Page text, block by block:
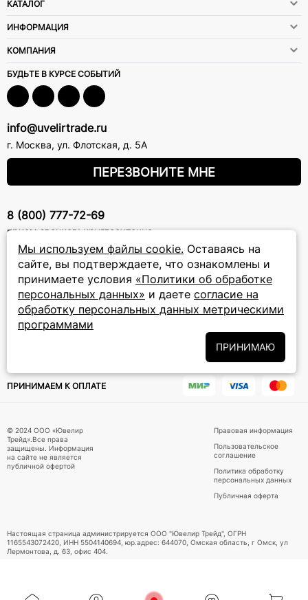
Мы используем файлы cookie. Оставаясь на
сайте, вы подтверждаете, что ознакомлены и
принимаете условия «Политики об обработке
персональных данных» и даете согласие на
обработку персональных данных метрическими
программами
ПРИНИМАЮ
КАТАЛОГ
ИНФОРМАЦИЯ
КОМПАНИЯ
БУДЬТЕ В КУРСЕ СОБЫТИЙ
info@uvelirtrade.ru
г. Москва, ул. Флотская, д. 5А
ПЕРЕЗВОНИТЕ МНЕ
8 (800) 777-72-69
прием звонков: круглосуточно
ПОДПИСКА НА РАССЫЛКУ
Подписаться на новости
Подписываясь на рассылку, вы соглашаетесь с условиями
и даёте своё согласие на их
ПРИНИМАЕМ К ОПЛАТЕ
© 2024 ООО «Ювелир
Трейд».Все права
защищены. Информация
на сайте не является
публичной офертой
Правовая информация
Пользовательское
соглашение
Политика обработку
персональных данных
Публичная оферта
Настоящая страница администрируется ООО "Ювелир Трейд", ОГРН
1165543072420, ИНН 5504140694, юр.адрес: 644070, Омская область, г Омск, ул
Лермонтова, д. 63, офис 404.